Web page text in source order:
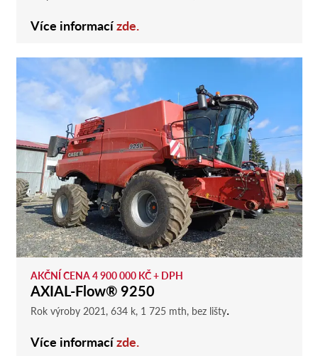
Více informacízde.
AKČNÍ CENA 4 900 000 KČ + DPH
AXIAL-Flow® 9250
Rok výroby 2021, 634 k, 1 725 mth, bez lišty.
Více informacízde.